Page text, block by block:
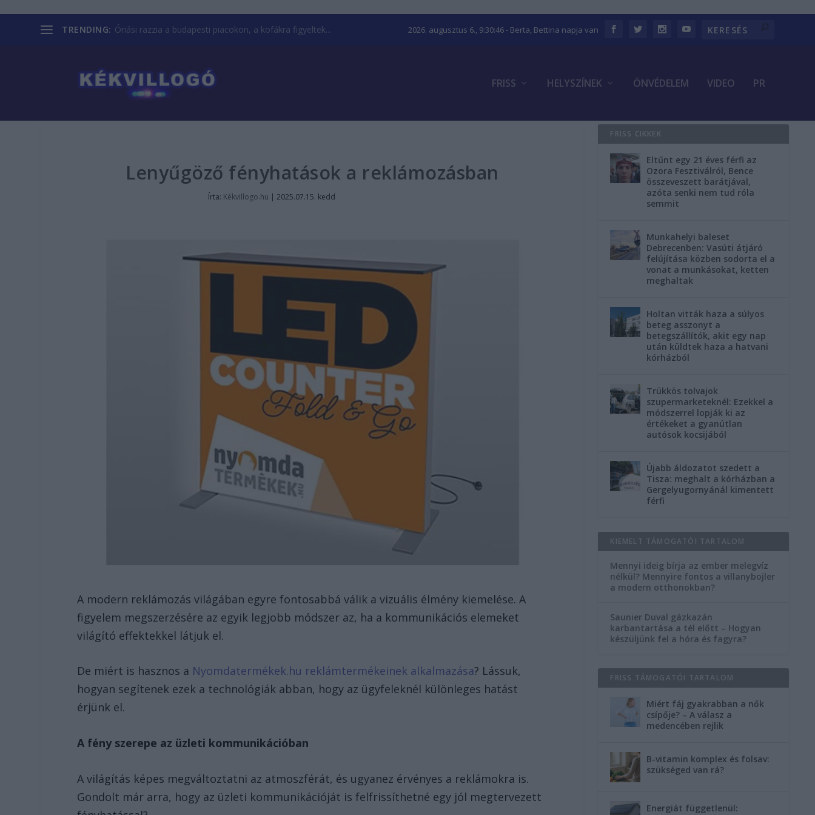
TRENDING: Óriási razzia a budapesti piacokon, a kofákra figyeltek... 2026. augusztus 6., 9:30:47- Berta, Bettina napja van
FRISS HELYSZÍNEK ÖNVÉDELEM VIDEO PR
Lenyűgöző fényhatások a reklámozásban
Írta: Kékvillogo.hu |2025.07.15. kedd
A modern reklámozás világában egyre fontosabbá válik a vizuális élmény kiemelése. A
figyelem megszerzésére az egyik legjobb módszer az, ha a kommunikációs elemeket
világító effektekkel látjuk el.
De miért is hasznos a Nyomdatermékek.hu reklámtermékeinek alkalmazása? Lássuk,
hogyan segítenek ezek a technológiák abban, hogy az ügyfeleknél különleges hatást
érjünk el.
A fény szerepe az üzleti kommunikációban
A világítás képes megváltoztatni az atmoszférát, és ugyanez érvényes a reklámokra is.
Gondolt már arra, hogy az üzleti kommunikációját is felfrissíthetné egy jól megtervezett
FRISS CIKKEK
Eltűnt egy 21 éves férfi az
Ozora Fesztiválról, Bence
összeveszett barátjával,
azóta senki nem tud róla
semmit
Munkahelyi baleset
Debrecenben: Vasúti átjáró
felújítása közben sodorta el a
vonat a munkásokat, ketten
meghaltak
Holtan vitták haza a súlyos
beteg asszonyt a
betegszállítók, akit egy nap
után küldtek haza a hatvani
kórházból
Trükkös tolvajok
szupermarketeknél: Ezekkel a
módszerrel lopják ki az
értékeket a gyanútlan
autósok kocsijából
Újabb áldozatot szedett a
Tisza: meghalt a kórházban a
Gergelyugornyánál kimentett
férfi
KIEMELT TÁMOGATÓI TARTALOM
Mennyi ideig bírja az ember melegvíz
nélkül? Mennyire fontos a villanybojler
a modern otthonokban?
Saunier Duval gázkazán
karbantartása a tél előtt – Hogyan
készüljünk fel a hóra és fagyra?
FRISS TÁMOGATÓI TARTALOM
Miért fáj gyakrabban a nők
csípője? – A válasz a
medencében rejlik
B-vitamin komplex és folsav:
szükséged van rá?
Energiát függetlenül: